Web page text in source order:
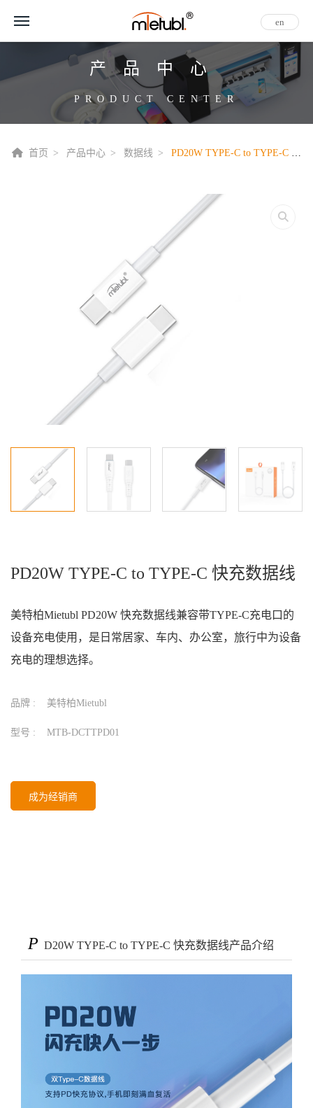
en
产品中心
PRODUCT CENTER
首页 产品中心 数据线 PD20W TYPE-C to TYPE-C 快充数据线
PD20W TYPE-C to TYPE-C 快充数据线
美特柏Mietubl PD20W 快充数据线兼容带TYPE-C充电口的
设备充电使用，是日常居家、车内、办公室，旅行中为设备
充电的理想选择。
品牌 : 美特柏Mietubl
型号 : MTB-DCTTPD01
成为经销商
P D20W TYPE-C to TYPE-C 快充数据线产品介绍